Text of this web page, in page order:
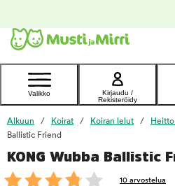
Ota yhteyttä
asiakaspalveluun
Valikko
Kirjaudu /
Rekisteröidy
Alkuun Koirat Koiran lelut
Ballistic Friend
KONG Wubba Ballistic
10 arvostelua
foo